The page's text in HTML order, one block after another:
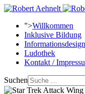
">Willkommen
Inklusive Bildung
Informationsdesign
Ludothek
Kontakt /
Suchen